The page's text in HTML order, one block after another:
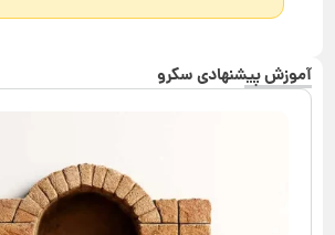
آموزش پیشنهادی سکرو